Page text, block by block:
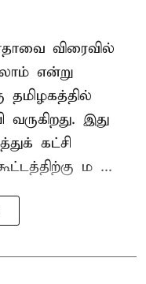
விரைவில்
என்று
தமிழகத்தில்
வருகிறது. இது
கட்சி
ம ...